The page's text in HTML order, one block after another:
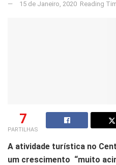
15 de Janeiro, 2020 Reading
7
PARTILHAS
A atividade turística no
um crescimento “muito